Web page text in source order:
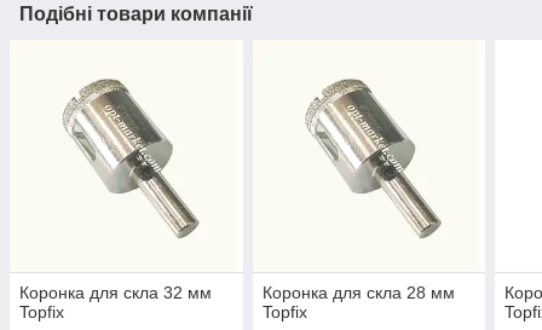
Подібні товари компанії
Коронка для скла 32 мм
Topfix
Коронка для скла 28 мм
Topfix